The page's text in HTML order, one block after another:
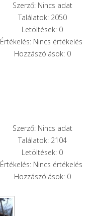
Szerző: Nincs adat
Találatok: 2050
Letöltések: 0
Értékelés: Nincs értékelés
Hozzászólások: 0
Szerző: Nincs adat
Találatok: 2104
Letöltések: 0
Értékelés: Nincs értékelés
Hozzászólások: 0